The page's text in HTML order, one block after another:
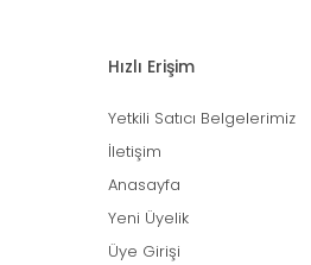
Hızlı Erişim
Yetkili Satıcı Belgelerimiz
İletişim
Anasayfa
Yeni Üyelik
Üye Girişi